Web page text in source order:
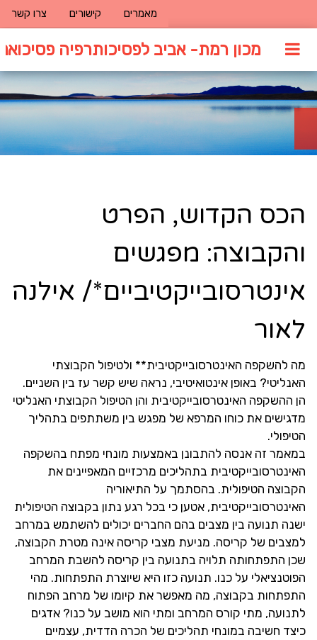
מאמרים קישורים צרו קשר
מכון רמת- אביב לפסיכותרפיה
הכס הקדוש, הפרט
והקבוצה: מפגשים
אינטרסובייקטיביים*/ אילנה
לאור
מה להשקפה האינטרסובייקטיבית** ולטיפול הקבוצתי
האנליטי? באופן אינטואיטיבי, נראה שיש קשר עז בין השניים.
הן ההשקפה האינטרסובייקטיבית והן הטיפול הקבוצתי האנליטי
מדגישים את כוחו המרפא של מפגש בין משתתפים בתהליך
הטיפולי.
במאמר זה אנסה להתבונן באמצעות מונחי מפתח בהשקפה
האינטרסובייקטיבית בתהליכים מרכזיים המאפיינים את
הקבוצה הטיפולית. בהסתמך על התיאוריה
האינטרסובייקטיבית, אטען כי בכל רגע נתון בקבוצה הטיפולית
ישנה תנועה בין מצבים בהם החברים יכולים להשתמש במרחב
למצבים של קריסה. מניעת מצבי קריסה אינה מטרת הקבוצה,
שכן התפתחותה תלויה בתנועה בין קריסה להשבת המרחב
הפוטנציאלי על כנו. תנועה כזו היא שיוצרת התפתחות. מהי
התפתחות בקבוצה, מה מאפשר את קיומו של מרחב הפתוח
לתנועה, מתי קורס המרחב ומתי הוא מושב על כנו? אדגים
כיצד חשיבה במונחי תהליכים של הכרה הדדית, עצמיים